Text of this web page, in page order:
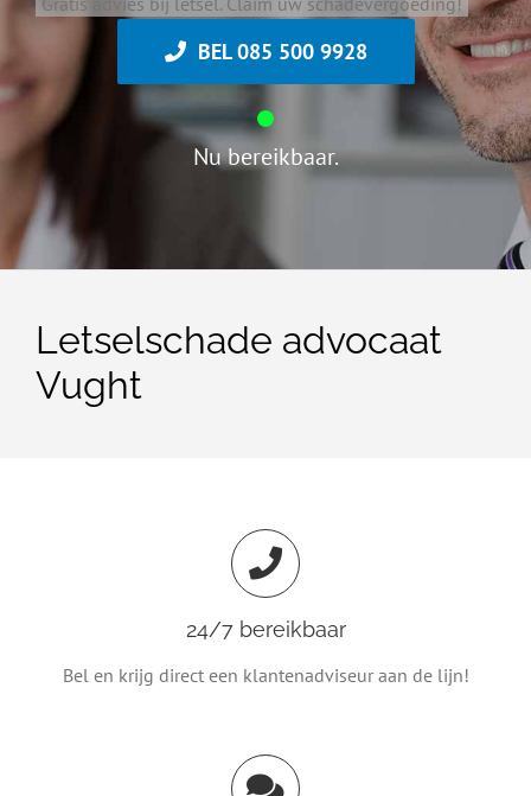
BEL 085 500 9928
Nu bereikbaar.
Letselschade advocaat
Vught
24/7 bereikbaar
Bel en krijg direct een klantenadviseur aan de lijn!